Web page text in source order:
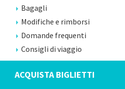
Bagagli
Modifiche e rimborsi
Domande frequenti
Consigli di viaggio
ACQUISTA BIGLIETTI